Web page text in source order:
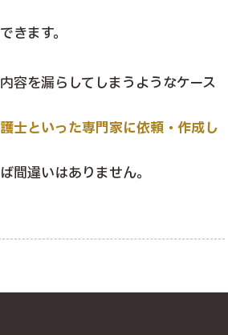
きます。
容を漏らしてしまうようなケース
士といった専門家に依頼・作成し
間違いはありません。